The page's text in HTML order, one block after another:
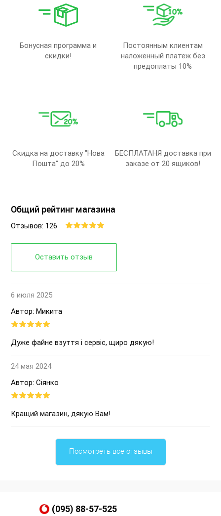
Бонусная программа и
скидки!
Постоянным клиентам
наложенный платеж без
предоплаты 10%
Скидка на доставку "Нова
Пошта" до 20%
БЕСПЛАТАНЯ доставка при
заказе от 20 ящиков!
Общий рейтинг магазина
Отзывов: 126
Оставить отзыв
6 июля 2025
Автор: Микита
Дуже файне взуття і сервіс, щиро дякую!
24 мая 2024
Автор: Сіянко
Кращий магазин, дякую Вам!
Посмотреть все отзывы
(095) 88-57-525